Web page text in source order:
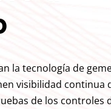
la tecnología de
visibilidad continua
de los controles